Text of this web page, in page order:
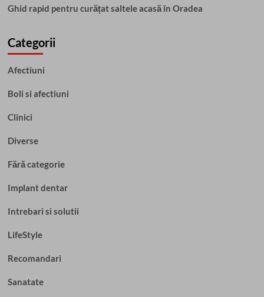
Ghid rapid pentru curățat saltele acasă în Oradea
Categorii
Afectiuni
Boli si afectiuni
Clinici
Diverse
Fără categorie
Implant dentar
Intrebari si solutii
LifeStyle
Recomandari
Sanatate